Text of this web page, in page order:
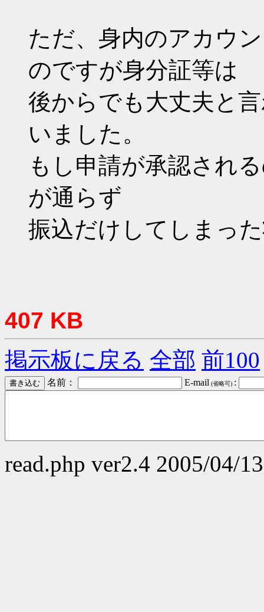
ただ、身内のアカウ
のですが身分証等は
後からでも大丈夫と
いました。
もし申請が承認され
が通らず
振込だけしてしまっ
407 KB
掲示板に戻る 全部 前100
名前： E-mail (省略可) :
read.php ver2.4 2005/04/13